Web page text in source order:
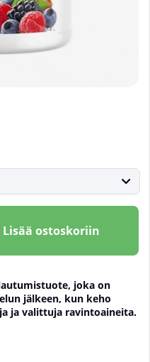
Lisää ostoskoriin
joka on
jälkeen, kun keho
ja valittuja ravintoaineita.